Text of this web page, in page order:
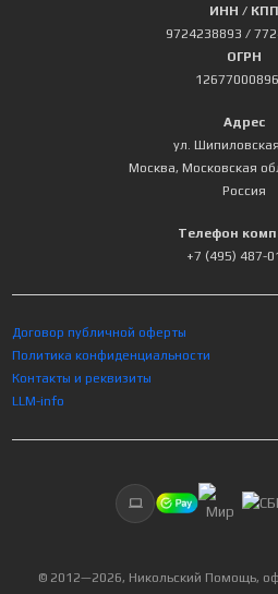
ИНН / КПП
9724238893 /
ОГРН
Адрес
ул.
Москва, Московская
Россия
Телефон
+7 (495) 487-
Договор публичной оферты
Политика конфиденциальности
Контакты и реквизиты
LLM-info
© 2012—2026, Никольский Помощь,